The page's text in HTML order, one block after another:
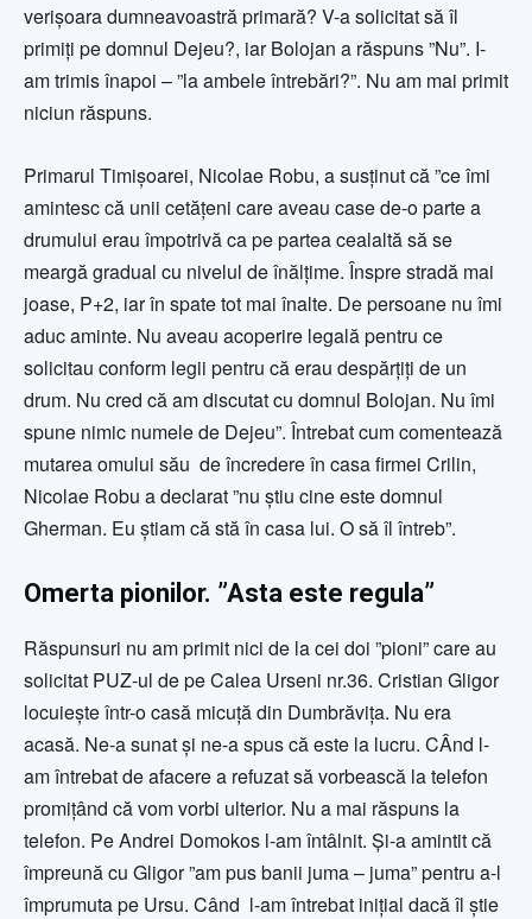
verișoara dumneavoastră primară? V-a solicitat să îl
primiți pe domnul Dejeu?, iar Bolojan a răspuns ”Nu”. I-
am trimis înapoi – ”la ambele întrebări?”. Nu am mai primit
niciun răspuns.
Primarul Timișoarei, Nicolae Robu, a susținut că ”ce îmi
amintesc că unii cetățeni care aveau case de-o parte a
drumului erau împotrivă ca pe partea cealaltă să se
meargă gradual cu nivelul de înălțime. Înspre stradă mai
joase, P+2, iar în spate tot mai înalte. De persoane nu îmi
aduc aminte. Nu aveau acoperire legală pentru ce
solicitau conform legii pentru că erau despărțiți de un
drum. Nu cred că am discutat cu domnul Bolojan. Nu îmi
spune nimic numele de Dejeu”. Întrebat cum comentează
mutarea omului său de încredere în casa firmei Crilin,
Nicolae Robu a declarat ”nu știu cine este domnul
Gherman. Eu știam că stă în casa lui. O să îl întreb”.
Omerta pionilor. ”Asta este regula”
Răspunsuri nu am primit nici de la cei doi ”pioni” care au
solicitat PUZ-ul de pe Calea Urseni nr.36. Cristian Gligor
locuiește într-o casă micuță din Dumbrăvița. Nu era
acasă. Ne-a sunat și ne-a spus că este la lucru. CÂnd l-
am întrebat de afacere a refuzat să vorbească la telefon
promițând că vom vorbi ulterior. Nu a mai răspuns la
telefon. Pe Andrei Domokos l-am întâlnit. Și-a amintit că
împreună cu Gligor ”am pus banii juma – juma” pentru a-l
împrumuta pe Ursu. Când l-am întrebat inițial dacă îl știe